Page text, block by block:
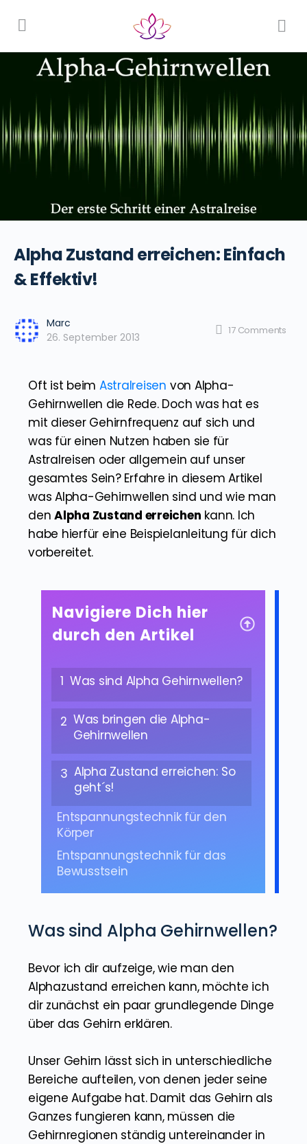
Alpha Zustand erreichen: Einfach
& Effektiv!
Marc
26. September 2013
17 Comments
Oft ist beim Astralreisen von Alpha-
Gehirnwellen die Rede. Doch was hat es
mit dieser Gehirnfrequenz auf sich und
was für einen Nutzen haben sie für
Astralreisen oder allgemein auf unser
gesamtes Sein? Erfahre in diesem Artikel
was Alpha-Gehirnwellen sind und wie man
denAlpha Zustand erreichen kann. Ich
habe hierfür eine Beispielanleitung für dich
vorbereitet.
Navigiere Dich hier
durch den Artikel
1 Was sind Alpha Gehirnwellen?
2 Was bringen die Alpha-
Gehirnwellen
3 Alpha Zustand erreichen: So
geht´s!
Entspannungstechnik für den
Körper
Entspannungstechnik für das
Bewusstsein
Was sind Alpha Gehirnwellen?
Bevor ich dir aufzeige, wie man den
Alphazustand erreichen kann, möchte ich
dir zunächst ein paar grundlegende Dinge
über das Gehirn erklären.
Unser Gehirn lässt sich in unterschiedliche
Bereiche aufteilen, von denen jeder seine
eigene Aufgabe hat. Damit das Gehirn als
Ganzes fungieren kann, müssen die
Gehirnregionen ständig untereinander in